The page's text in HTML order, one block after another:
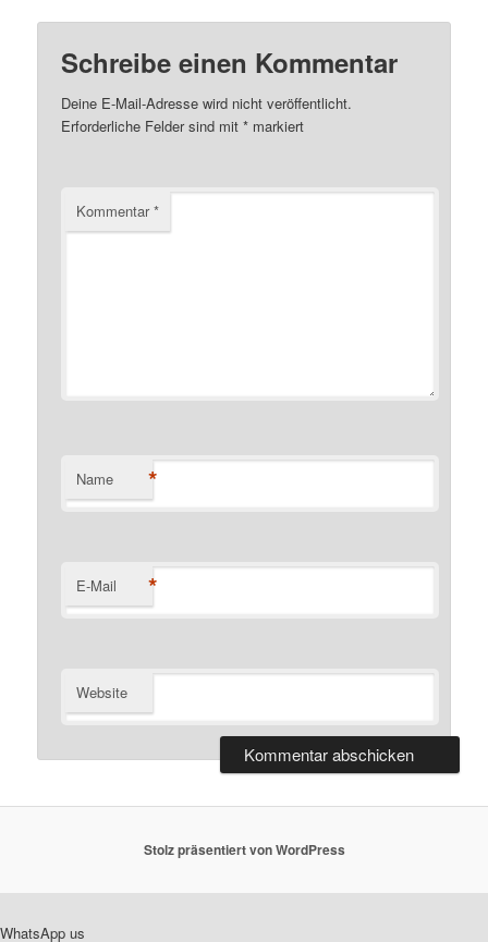
Schreibe einen Kommentar
Deine E-Mail-Adresse wird nicht veröffentlicht.
Erforderliche Felder sind mit* markiert
Kommentar*
Name *
E-Mail *
Website
Stolz präsentiert von WordPress
WhatsApp us